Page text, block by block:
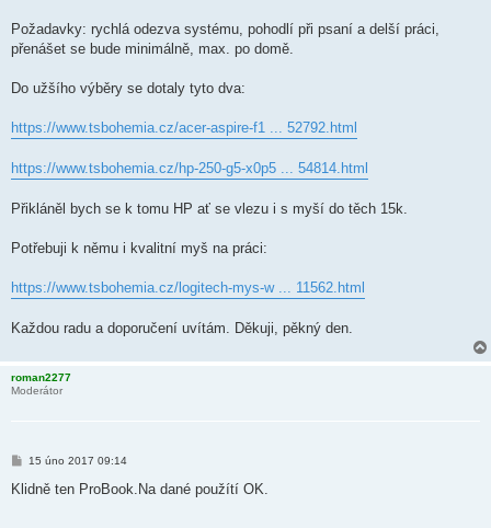
Požadavky: rychlá odezva systému, pohodlí při psaní a delší práci,
přenášet se bude minimálně, max. po domě.
Do užšího výběry se dotaly tyto dva:
https://www.tsbohemia.cz/acer-aspire-f1 ... 52792.html
https://www.tsbohemia.cz/hp-250-g5-x0p5 ... 54814.html
Přikláněl bych se k tomu HP ať se vlezu i s myší do těch 15k.
Potřebuji k němu i kvalitní myš na práci:
https://www.tsbohemia.cz/logitech-mys-w ... 11562.html
Každou radu a doporučení uvítám. Děkuji, pěkný den.
roman2277
Moderátor
P
í
15 úno 2017 09:14
Klidně ten ProBook.Na dané použítí OK.